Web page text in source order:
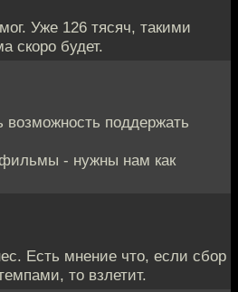
Уже 126 тясяч, такими
скоро будет.
возможность поддержать
- нужны нам как
Есть мнение что, если сбор
то взлетит.